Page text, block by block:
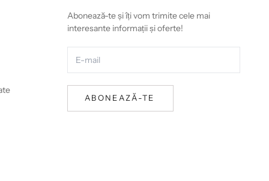
Abonează-te și îți vom trimite cele mai
interesante informații și oferte!
ABONEAZĂ-TE